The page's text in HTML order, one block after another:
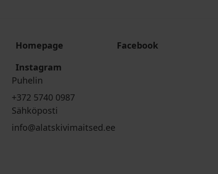
Homepage
Facebook
Instagram
Puhelin
+372 5740 0987
Sähköposti
info@alatskivimaitsed.ee